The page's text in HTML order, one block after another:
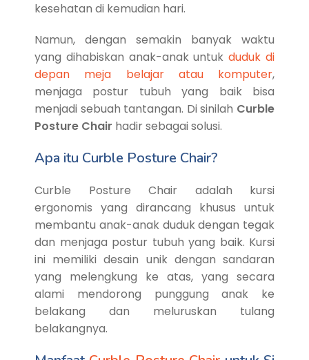
kesehatan di kemudian hari.
Namun, dengan semakin banyak waktu
yang dihabiskan anak-anak untukduduk di
depan meja belajar atau komputer,
menjaga postur tubuh yang baik bisa
menjadi sebuah tantangan. Di sinilah Curble
Posture Chair hadir sebagai solusi.
Apa itu Curble Posture Chair?
Curble Posture Chair adalah kursi
ergonomis yang dirancang khusus untuk
membantu anak-anak duduk dengan tegak
dan menjaga postur tubuh yang baik. Kursi
ini memiliki desain unik dengan sandaran
yang melengkung ke atas, yang secara
alami mendorong punggung anak ke
belakang dan meluruskan tulang
belakangnya.